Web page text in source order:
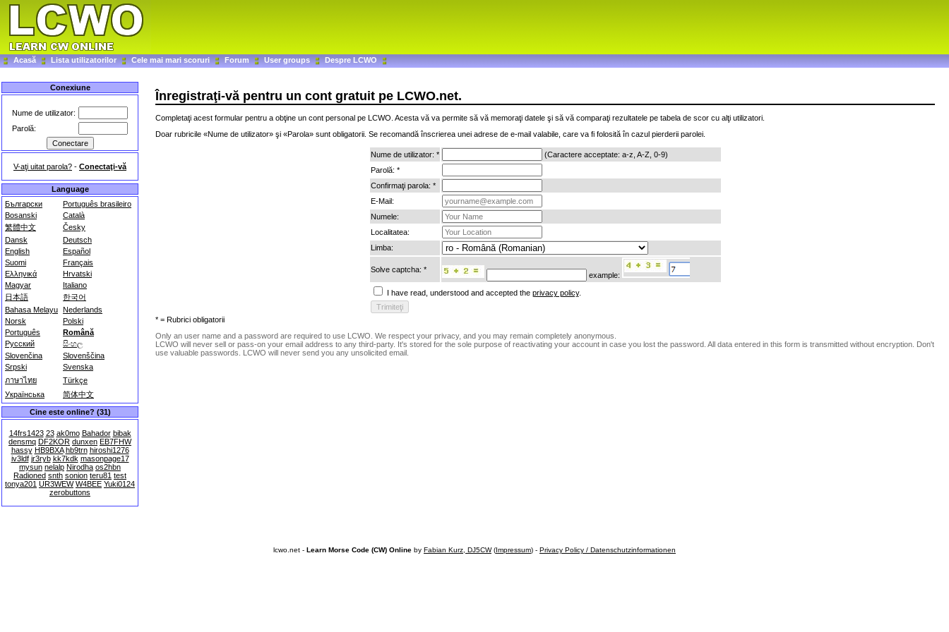
Acasă Lista utilizatorilor Cele mai mari scoruri Forum User groups Despre LCWO
Conexiune
Nume de utilizator:
Parolă:
V-aţi uitat parola? - Conectaţi-vă
Language
Български
Português brasileiro
Bosanski
Català
繁體中文
Česky
Dansk
Deutsch
English
Español
Suomi
Français
Ελληνικά
Hrvatski
Magyar
Italiano
日本語
한국어
Bahasa Melayu Nederlands
Norsk
Polski
Português
Română
Русский
සිංහල
Slovenčina
Slovenščina
Srpski
Svenska
ภาษาไทย
Türkçe
Українська
简体中文
Cine este online? (31)
14frs1423 23 ak0mo Bahador bibak
densmq DF2KOR dunxen EB7FHW
hassy HB9BXA hb9trn hiroshi1276
iv3ldf jr3ryb kk7kdk masonpage17
mysun nelalp Nirodha os2hbn
Radioned snth sonion teru81 test
tonya201 UR3WEW W4BEE Yuki0124
zerobuttons
Înregistraţi-vă pentru un cont gratuit pe LCWO.net.
Completaţi acest formular pentru a obţine un cont personal pe LCWO. Acesta vă va permite să vă memoraţi datele şi să vă comparaţi rezultatele pe tabela de scor cu alţi utilizatori.
Doar rubricile «Nume de utilizator» şi «Parola» sunt obligatorii. Se recomandă înscrierea unei adrese de e-mail valabile, care va fi folosită în cazul pierderii parolei.
Nume de utilizator: *
(Caractere acceptate: a-z, A-Z, 0-9)
Parolă: *
Confirmaţi parola: *
E-Mail:
Numele:
Localitatea:
Limba:
Solve captcha: *
example:
I have read, understood and accepted the privacy policy.
* = Rubrici obligatorii
Only an user name and a password are required to use LCWO. We respect your privacy, and you may remain completely anonymous.
LCWO will never sell or pass-on your email address to any third-party. It's stored for the sole purpose of reactivating your account in case you lost the password. All data entered in this form is transmitted without encryption. Don't
use valuable passwords. LCWO will never send you any unsolicited email.
lcwo.net - Learn Morse Code (CW) Online by Fabian Kurz, DJ5CW(Impressum) - Privacy Policy / Datenschutzinformationen